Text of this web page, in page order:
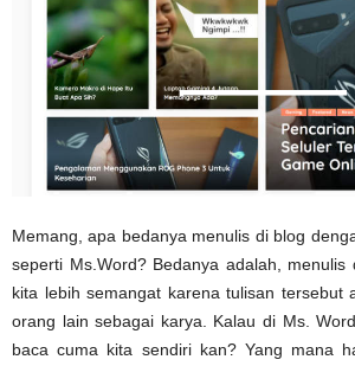
Memang, apa bedanya menulis di blog
seperti Ms.Word? Bedanya adalah,
kita lebih semangat karena tulisan tersebut
orang lain sebagai karya. Kalau di Ms.
baca cuma kita sendiri kan? Yang mana